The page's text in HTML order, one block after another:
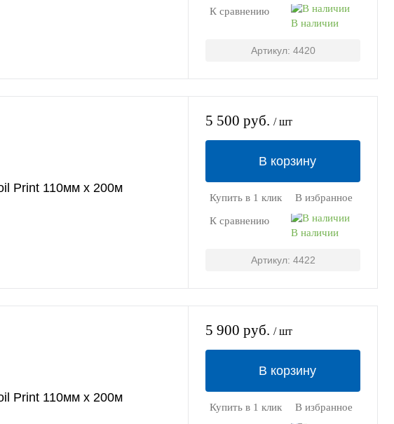
К сравнению
В наличии
Артикул: 4420
Print 110мм х 200м
5 500 руб. / шт
В корзину
Купить в 1 клик В избранное
К сравнению
В наличии
Артикул: 4422
Print 110мм х 200м
5 900 руб. / шт
В корзину
Купить в 1 клик В избранное